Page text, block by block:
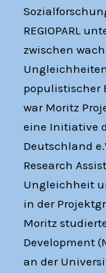
REGIOPARL
zwischen
populistischer
war Moritz
eine Initiative
Deutschland
Research
Ungleichheit
in der
Moritz
Development
an der